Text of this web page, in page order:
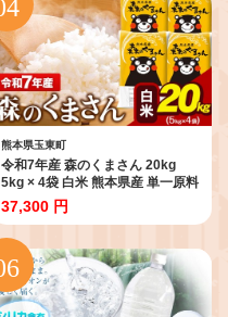
熊本県玉東町
令和7年産 森のくまさん 20kg
5kg × 4袋 白米 熊本県産 単一原料
米 森くま《7-14日以内に出荷予定
(土日祝除く)》 送料無料
37,300 円